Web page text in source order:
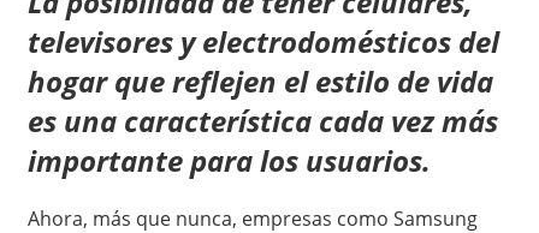
televisores y electrodomésticos del
hogar que reflejen el estilo de vida
es una característica cada vez más
importante para los usuarios.
Ahora, más que nunca, empresas como Samsung